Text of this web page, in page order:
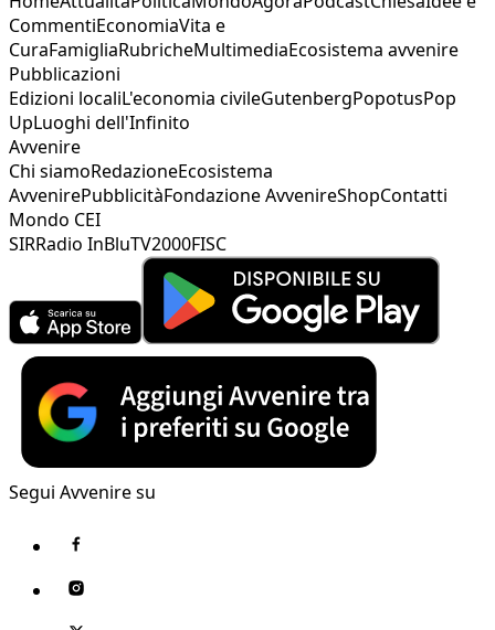
CommentiEconomiaVita e
CuraFamigliaRubricheMultimediaEcosistema avvenire
Pubblicazioni
Edizioni localiL'economia civileGutenbergPopotusPop
UpLuoghi dell'Infinito
Avvenire
Chi siamoRedazioneEcosistema
AvvenirePubblicitàFondazione AvvenireShopContatti
Mondo CEI
SIRRadio InBluTV2000FISC
Segui Avvenire su